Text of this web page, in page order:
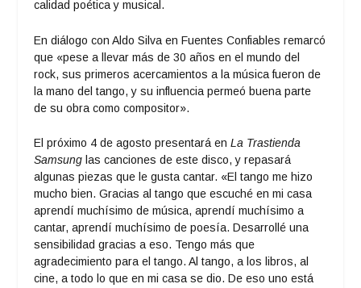
calidad poética y musical.
En diálogo con Aldo Silva en Fuentes Confiables remarcó
que «pese a llevar más de 30 años en el mundo del
rock, sus primeros acercamientos a la música fueron de
la mano del tango, y su influencia permeó buena parte
de su obra como compositor».
El próximo 4 de agosto presentará en La Trastienda
Samsung las canciones de este disco, y repasará
algunas piezas que le gusta cantar. «El tango me hizo
mucho bien. Gracias al tango que escuché en mi casa
aprendí muchísimo de música, aprendí muchísimo a
cantar, aprendí muchísimo de poesía. Desarrollé una
sensibilidad gracias a eso. Tengo más que
agradecimiento para el tango. Al tango, a los libros, al
cine, a todo lo que en mi casa se dio. De eso uno está